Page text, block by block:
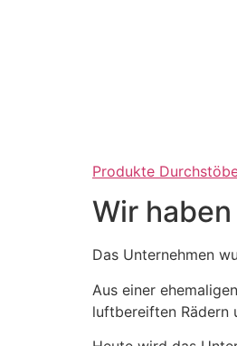
Produkte
Wir
Das Unternehmen
Aus einer
luftbereiften Rädern